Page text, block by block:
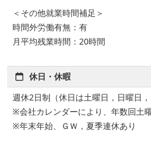
＜その他就業時間補足＞
時間外労働有無：有
月平均残業時間：20時間
休日・休暇
週休2日制（休日は土曜日，日曜日，
※会社カレンダーにより、年数回土
※年末年始、ＧＷ，夏季連休あり